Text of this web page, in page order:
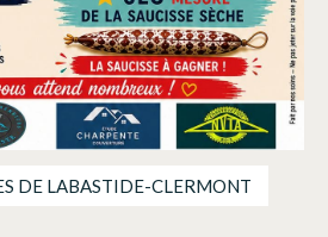
DE LABASTIDE-CLERMONT